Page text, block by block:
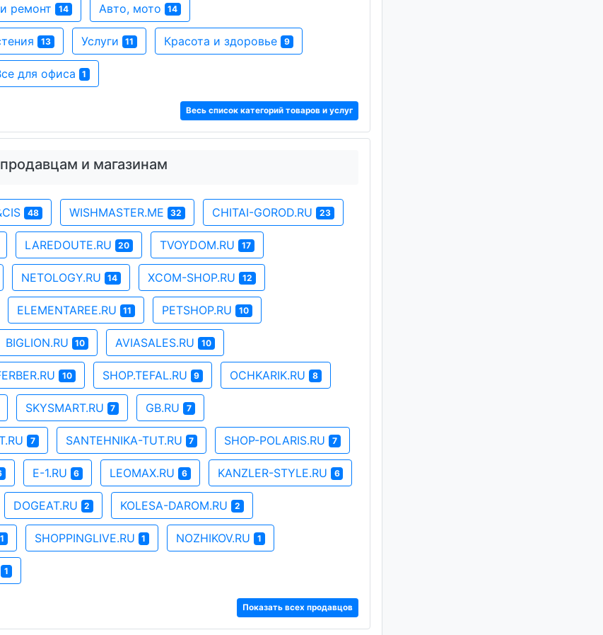
ремонт 14 Авто, мото 14
13 Услуги 11 Красота и здоровье 9
для офиса 1
Весь список категорий товаров и услуг
и магазинам
48 WISHMASTER.ME 32 CHITAI-GOROD.RU 23
LAREDOUTE.RU 20 TVOYDOM.RU 17
NETOLOGY.RU 14 XCOM-SHOP.RU 12
ELEMENTAREE.RU 11 PETSHOP.RU 10
BIGLION.RU 10 AVIASALES.RU 10
10 SHOP.TEFAL.RU 9 OCHKARIK.RU 8
SKYSMART.RU 7 GB.RU 7
7 SANTEHNIKA-TUT.RU 7 SHOP-POLARIS.RU 7
E-1.RU 6 LEOMAX.RU 6 KANZLER-STYLE.RU 6
DOGEAT.RU 2 KOLESA-DAROM.RU 2
1 SHOPPINGLIVE.RU 1 NOZHIKOV.RU 1
1
Показать всех продавцов